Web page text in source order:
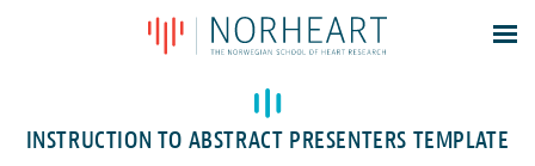
Latest news
Events
INSTRUCTION TO ABSTRACT PRESENTERS TEMPLATE